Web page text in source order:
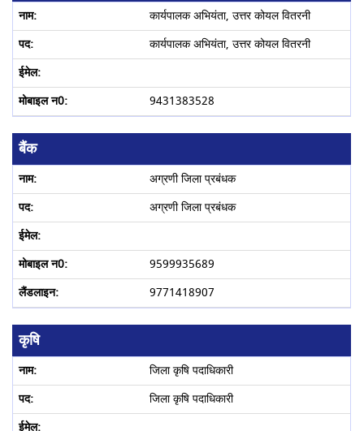
कार्यपालक अभियंता, उत्तर कोयल वितरनी
कार्यपालक अभियंता, उत्तर कोयल वितरनी
9431383528
बैंक
अग्रणी जिला प्रबंधक
अग्रणी जिला प्रबंधक
9599935689
9771418907
कृषि
जिला कृषि पदाधिकारी
जिला कृषि पदाधिकारी